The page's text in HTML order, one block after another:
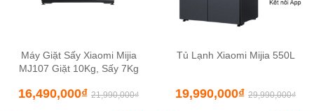
Máy Giặt Sấy Xiaomi Mijia
MJ107 Giặt 10Kg, Sấy 7Kg
16,490,000₫ 21,990,000₫
Tủ Lạnh Xiaomi Mijia 550L
19,990,000₫ 29,990,000₫